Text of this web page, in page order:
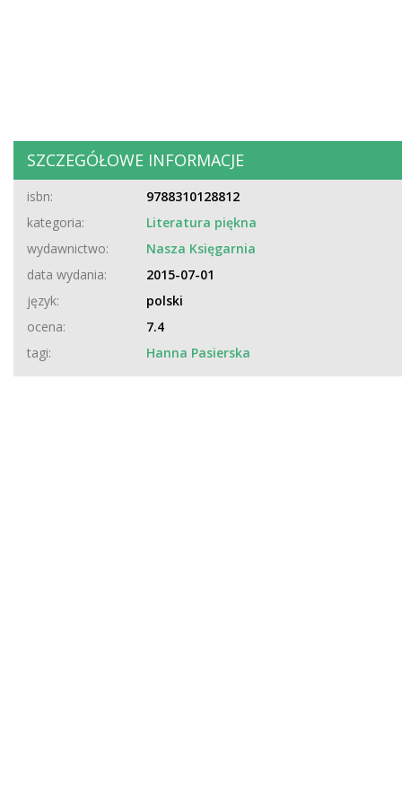
SZCZEGÓŁOWE INFORMACJE
isbn:
9788310128812
kategoria:
Literatura piękna
wydawnictwo:
Nasza Księgarnia
data wydania:
2015-07-01
język:
polski
ocena:
7.4
tagi:
Hanna Pasierska